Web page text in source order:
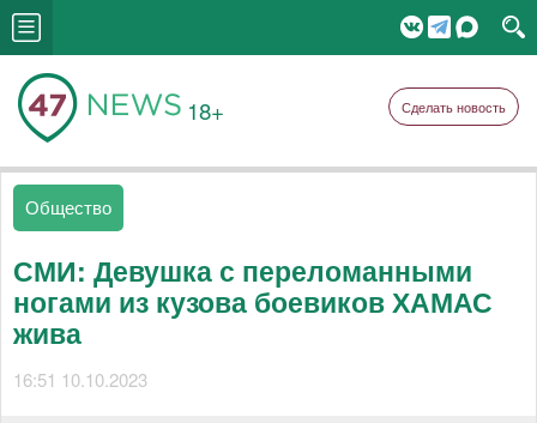
18+ Сделать новость
Общество
СМИ: Девушка с переломанными
ногами из кузова боевиков ХАМАС
жива
16:51 10.10.2023